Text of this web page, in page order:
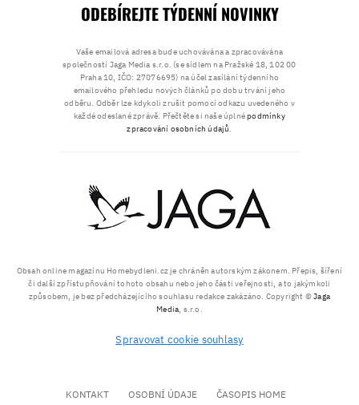
Obsah online magazínu Homebydleni.cz je chráněn autorským zákonem. Přepis, šíření
či další zpřístupňování tohoto obsahu nebo jeho části veřejnosti, a to jakýmkoli
způsobem, je bez předcházejícího souhlasu redakce zakázáno. Copyright ©Jaga
Media , s.r.o.
Spravovat cookie souhlasy
ODEBÍREJTE TÝDENNÍ NOVINKY
Vaše emailová adresa bude uchovávána a zpracovávána
společností Jaga Media s.r.o. (se sídlem na Pražské 18, 102 00
Praha 10, IČO: 27076695) na účel zasílání týdenního
emailového přehledu nových článků po dobu trvání jeho
odběru. Odběr lze kdykoli zrušit pomocí odkazu uvedeného v
každé odeslané zprávě. Přečtěte si naše úplnépodmínky
zpracování osobních údajů
KONTAKT OSOBNÍ ÚDAJE ČASOPIS HOME